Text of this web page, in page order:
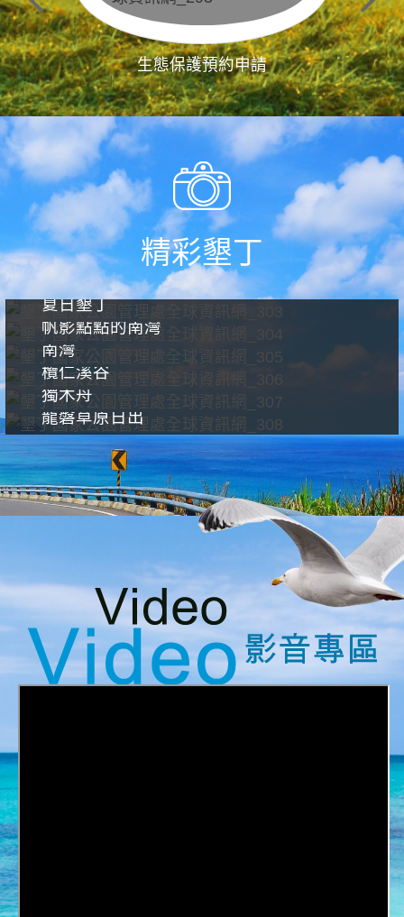
生態保護預約申請
精彩墾丁
夏日墾丁
帆影點點的南灣
南灣
欖仁溪谷
獨木舟
龍磐草原日出